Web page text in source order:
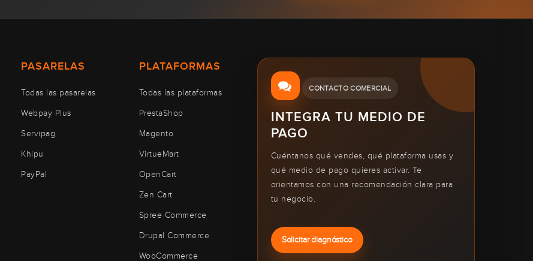
PASARELAS
Todas las pasarelas
Webpay Plus
Servipag
Khipu
PayPal
PLATAFORMAS
Todas las plataformas
PrestaShop
Magento
VirtueMart
OpenCart
Zen Cart
Spree Commerce
Drupal Commerce
WooCommerce
CONTACTO COMERCIAL
INTEGRA TU MEDIO DE
PAGO
Cuéntanos qué vendes, qué plataforma usas y
qué medio de pago quieres activar. Te
orientamos con una recomendación clara para
tu negocio.
Solicitar diagnóstico